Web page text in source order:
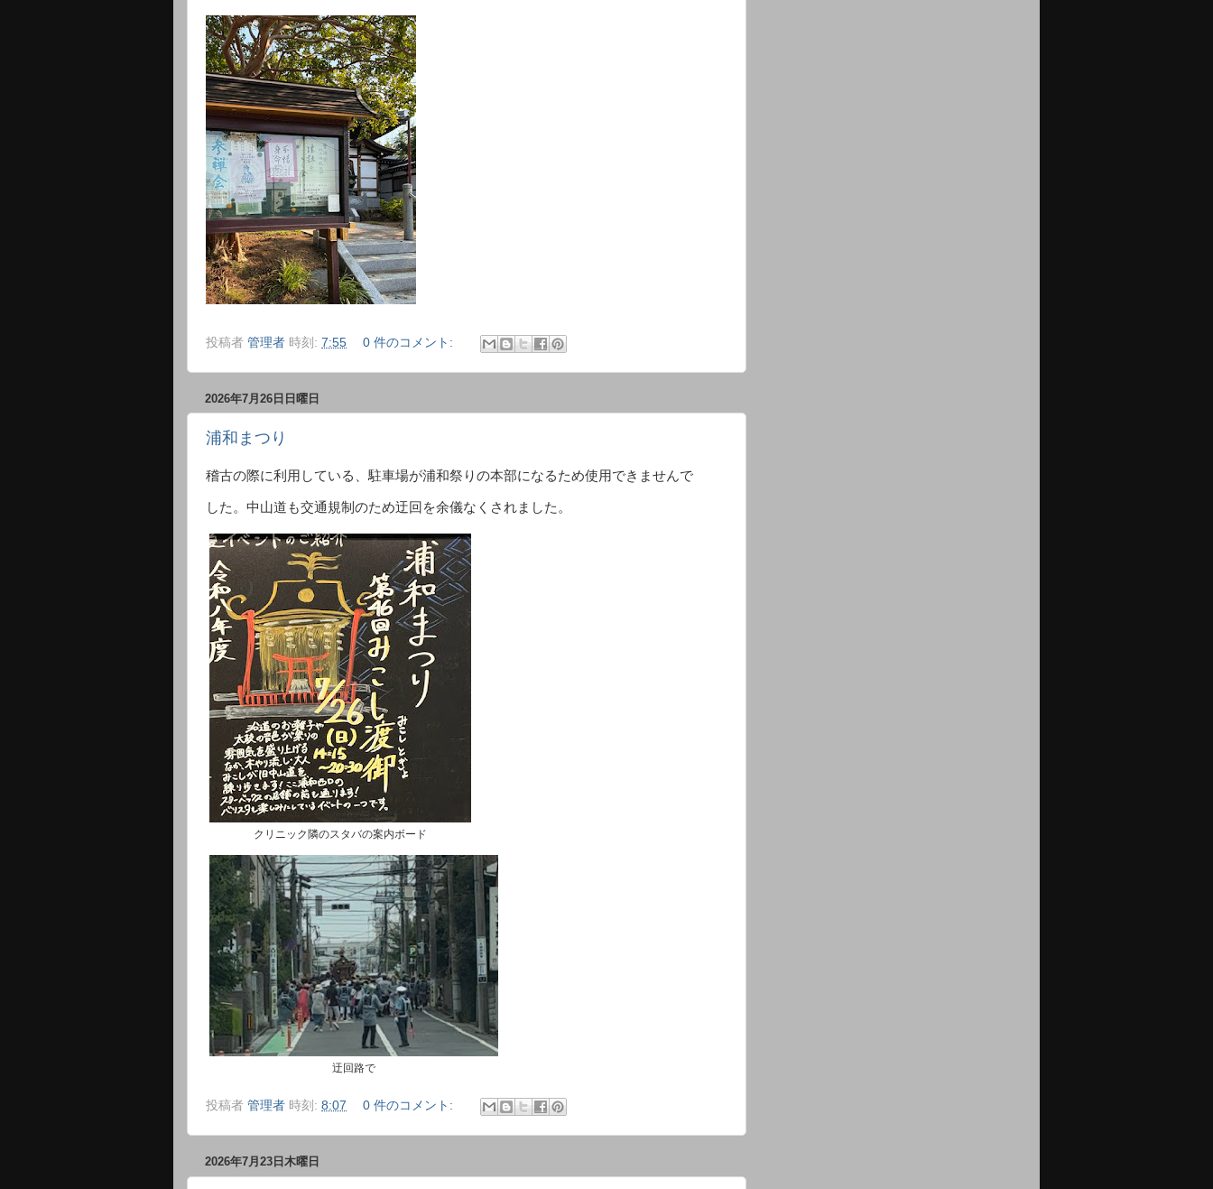
投稿者 管理者 時刻: 7:55 0 件のコメント:
2026年7月26日日曜日
浦和まつり
稽古の際に利用している、駐車場が浦和祭りの本部になるため使用できませんで
した。中山道も交通規制のため迂回を余儀なくされました。
クリニック隣のスタバの案内ボード
迂回路で
投稿者 管理者 時刻: 8:07 0 件のコメント:
2026年7月23日木曜日